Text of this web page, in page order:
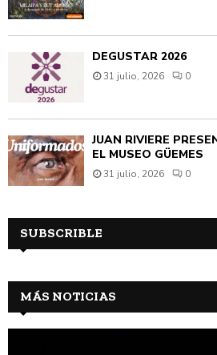
DEGUSTAR 2026
31 julio, 2026 0
JUAN RIVIÈRE
EL MUSEO GÜEMES
31 julio, 2026 0
SUBSCRIBLE
MÁS NOTICIAS